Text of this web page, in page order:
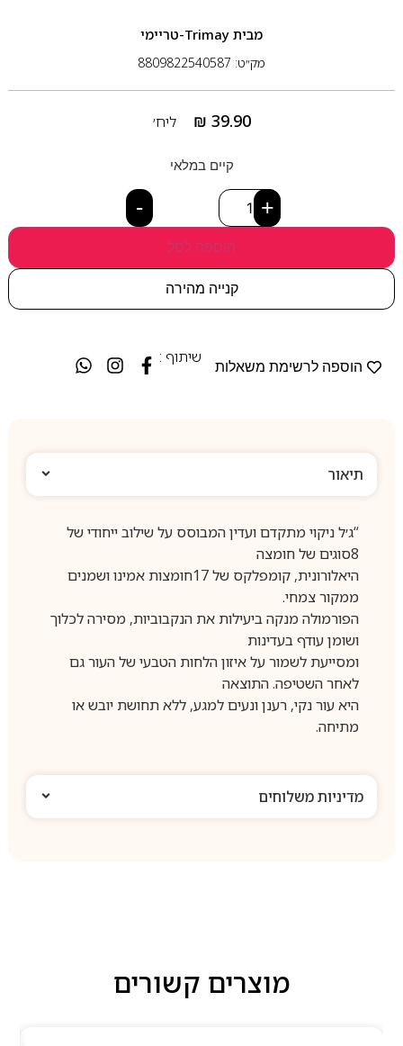
מבית Trimay-טריימי
מק״ט: 8809822540587
₪ 39.90 ליח׳
קיים במלאי
- +
הוספה לסל
קנייה מהירה
הוספה לרשימת משאלות
שיתוף :
תיאור
“ג׳ל ניקוי מתקדם ועדין המבוסס על שילוב ייחודי של
8סוגים של חומצה
היאלורונית, קומפלקס של 17חומצות אמינו ושמנים
ממקור צמחי.
הפורמולה מנקה ביעילות את הנקבוביות, מסירה לכלוך
ושומן עודף בעדינות
ומסייעת לשמור על איזון הלחות הטבעי של העור גם
לאחר השטיפה. התוצאה
היא עור נקי, רענן ונעים למגע, ללא תחושת יובש או
מתיחה.
מדיניות משלוחים
מוצרים קשורים